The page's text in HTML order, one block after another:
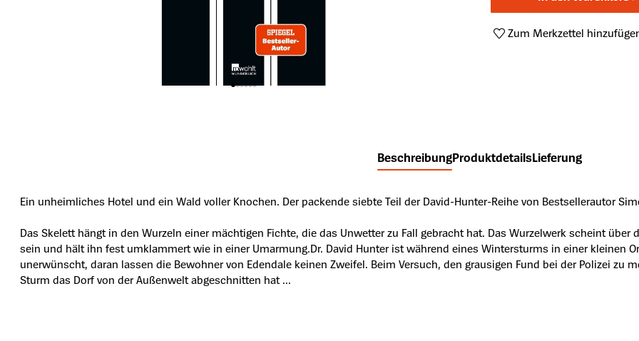
Zum Merkzettel
BeschreibungProduktdetailsLieferung
Ein unheimliches Hotel und ein Wald voller Knochen. Der packende siebte Teil der David-Hunter-Reihe von Bestsellerautor
Das Skelett hängt in den Wurzeln einer mächtigen Fichte, die das Unwetter zu Fall gebracht hat. Das Wurzelwerk scheint
sein und hält ihn fest umklammert wie in einer Umarmung.Dr. David Hunter ist während eines Wintersturms in einer kleinen
unerwünscht, daran lassen die Bewohner von Edendale keinen Zweifel. Beim Versuch, den grausigen Fund bei der Polizei zu
Sturm das Dorf von der Außenwelt abgeschnitten hat ...